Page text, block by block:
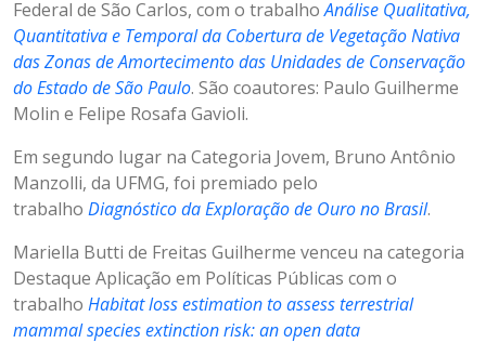
Federal de São Carlos, com o trabalhoAnálise Qualitativa,
Quantitativa e Temporal da Cobertura de Vegetação Nativa
das Zonas de Amortecimento das Unidades de Conservação
do Estado de São Paulo. São coautores: Paulo Guilherme
Molin e Felipe Rosafa Gavioli.
Em segundo lugar na Categoria Jovem, Bruno Antônio
Manzolli, da UFMG, foi premiado pelo
trabalho Diagnóstico da Exploração de Ouro no Brasil.
Mariella Butti de Freitas Guilherme venceu na categoria
Destaque Aplicação em Políticas Públicas com o
trabalho Habitat loss estimation to assess terrestrial
mammal species extinction risk: an open data